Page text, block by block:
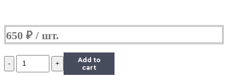
650 ₽
Количество
Тонер
Add to
cart